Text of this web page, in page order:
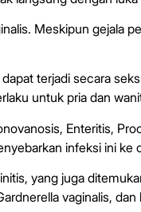
Meskipun gejala
terjadi secara
untuk pria dan
Enteritis,
infeksi ini ke
yang juga
vaginalis,